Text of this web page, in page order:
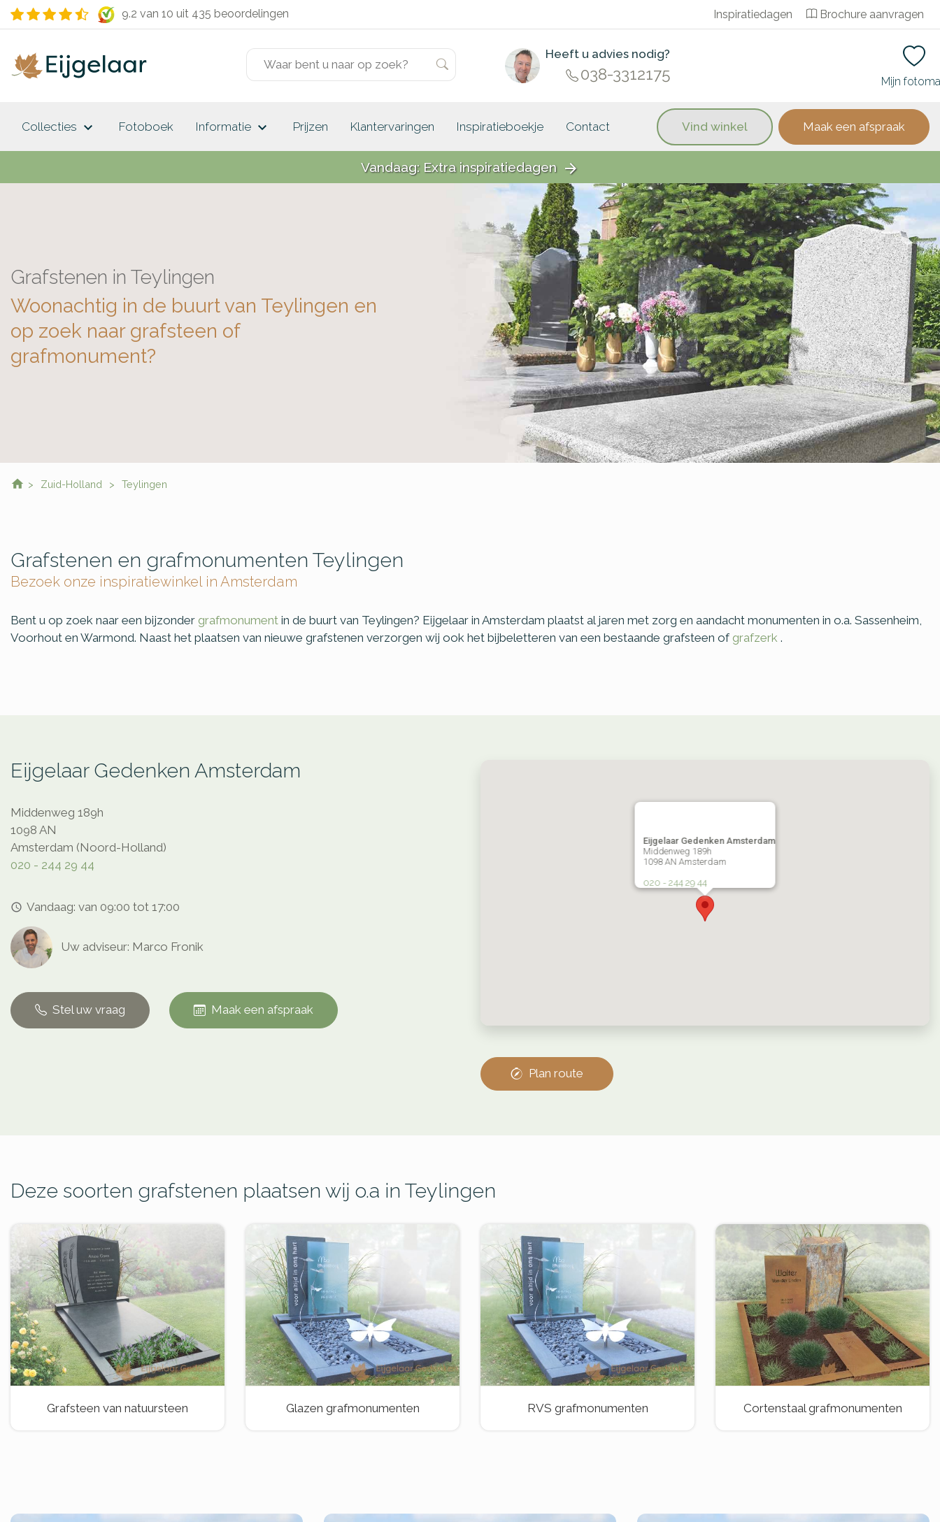
9.2 van 10 uit 435 beoordelingen Inspiratiedagen Brochure aanvragen
Heeft u advies nodig?
038-3312175 Mijn
Collecties keyboard_arrow_down Fotoboek Informatie keyboard_arrow_down Prijzen Klantervaringen Inspiratieboekje Contact Vind winkel Maak een afspraak
Vandaag: Extra inspiratiedagen arrow_forward
Grafstenen in Teylingen
Woonachtig in de buurt van Teylingen en
op zoek naar grafsteen of
grafmonument?
Zuid-Holland Teylingen
Grafstenen en grafmonumenten Teylingen
Bezoek onze inspiratiewinkel in Amsterdam
Bent u op zoek naar een bijzonder grafmonument in de buurt van Teylingen? Eijgelaar in Amsterdam plaatst al jaren met zorg en aandacht monumenten in o.a. Sassenheim,
Voorhout en Warmond. Naast het plaatsen van nieuwe grafstenen verzorgen wij ook het bijbeletteren van een bestaande grafsteen of grafzerk .
Eijgelaar Gedenken Amsterdam
Middenweg 189h
1098 AN
Amsterdam (Noord-Holland)
020 - 244 29 44
access_time Vandaag: van 09:00 tot 17:00
Uw adviseur: Marco Fronik
Stel uw vraag Maak een afspraak
Eijgelaar Gedenken Amsterdam
Middenweg 189h
1098 AN Amsterdam
020 - 244 29 44
Plan route
Deze soorten grafstenen plaatsen wij o.a in Teylingen
Grafsteen van natuursteen Glazen grafmonumenten RVS grafmonumenten Cortenstaal grafmonumenten